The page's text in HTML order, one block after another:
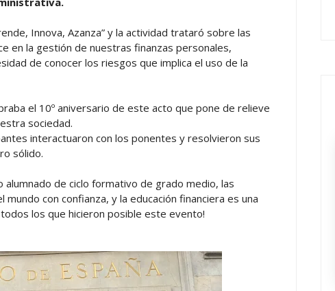
Innova, Azanza” y la actividad trataró sobre las
en la gestión de nuestras finanzas personales,
de conocer los riesgos que implica el uso de la
el 10º aniversario de este acto que pone de relieve
sociedad.
interactuaron con los ponentes y resolvieron sus
sólido.
de ciclo formativo de grado medio, las
con confianza, y la educación financiera es una
los que hicieron posible este evento!